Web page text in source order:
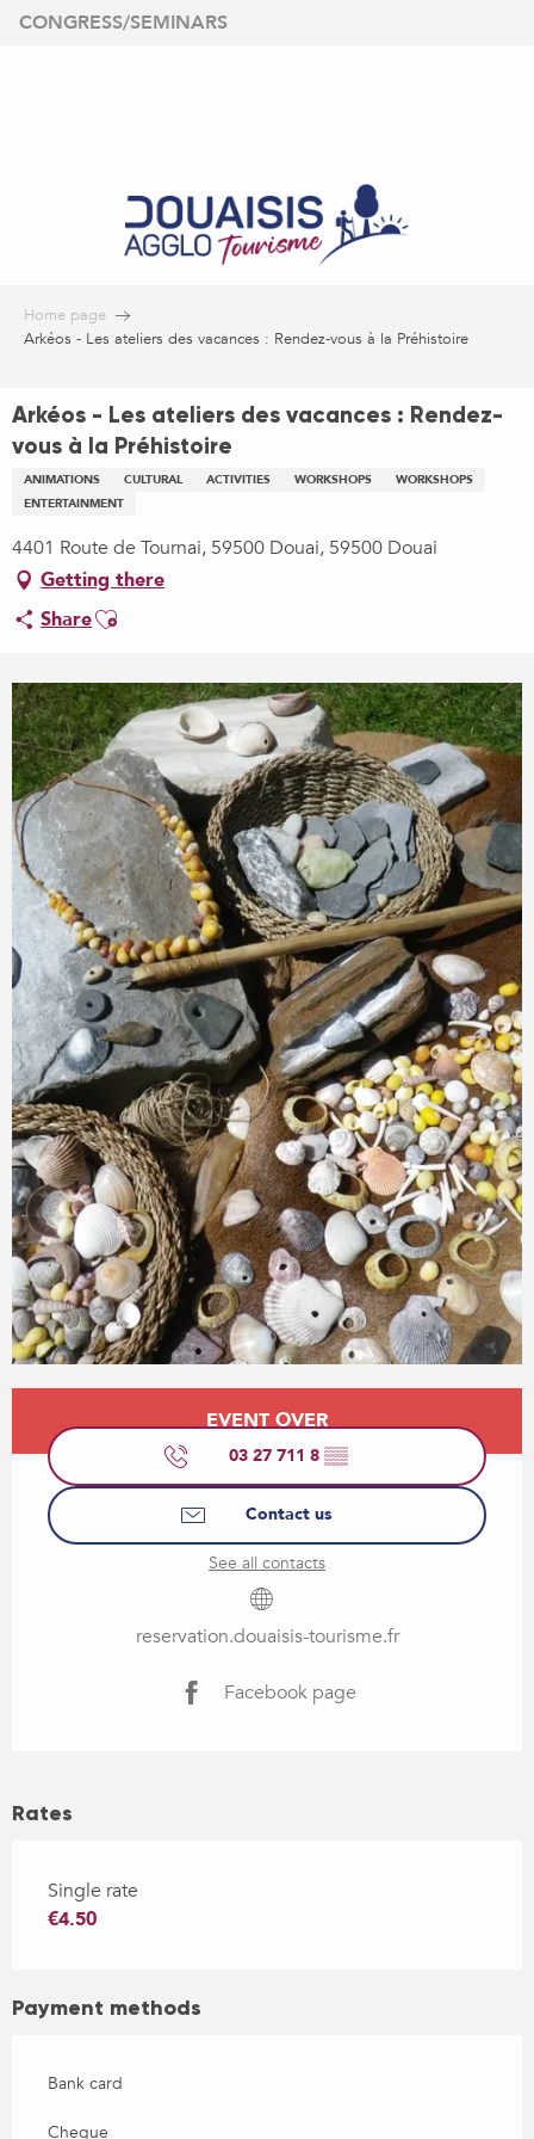
Aller
CONGRESS/SEMINARS
Home page
Arkéos - Les ateliers des vacances : Rendez-vous à la Préhistoire
Arkéos - Les ateliers des vacances : Rendez-
vous à la Préhistoire
ANIMATIONS CULTURAL ACTIVITIES WORKSHOPS
WORKSHOPS
ENTERTAINMENT
4401 Route de Tournai, 59500 Douai, 59500 Douai
Getting there
ShareAjouter aux favoris
Opening hours & contact details
EVENT OVER
03 27 711 8 ▒▒
Contact us
See all contacts
reservation.douaisis-tourisme.fr
Facebook page
Rates
Single rate
€4.50
Payment methods
Bank card
Cheque